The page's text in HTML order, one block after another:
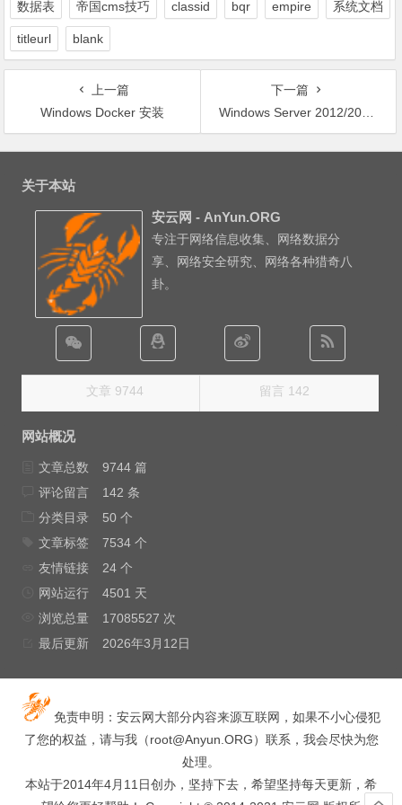
数据表 帝国cms技巧 classid bqr empire 系统文档
titleurl blank
上一篇
Windows Docker 安装
下一篇
Windows Server 2012/2016搭建VVPPNN教程
文
关于本站
安云网 - AnYun.ORG
专注于网络信息收集、网络数据分
享、网络安全研究、网络各种猎奇八
卦。
文章 9744 留言 142
网站概况
文章总数
9744 篇
评论留言
142 条
分类目录
50 个
文章标签
7534 个
友情链接
24 个
网站运行
4501 天
浏览总量
17085527 次
最后更新
2026年3月12日
免责申明：安云网大部分内容来源互联网，如果不小心侵犯
了您的权益，请与我（root@Anyun.ORG）联系，我会尽快为您
处理。
本站于2014年4月11日创办，坚持下去，希望坚持每天更新，希